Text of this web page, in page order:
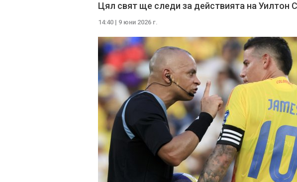
Цял свят ще следи за действията на
14:40 | 9 юни 2026 г.